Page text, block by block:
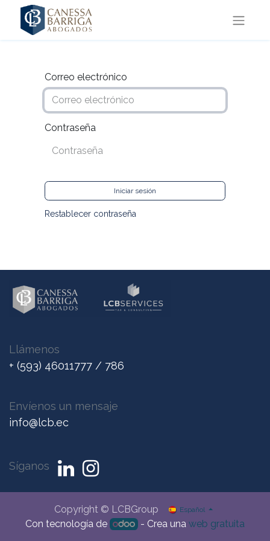
Correo electrónico
Contraseña
Iniciar sesión
Restablecer contraseña
Llámenos
+ (593) 46011777 / 786
Envíenos un mensaje
info@lcb.ec
Síganos
Copyright © LCBGroup Español
Con tecnología de - Crea una web gratuita